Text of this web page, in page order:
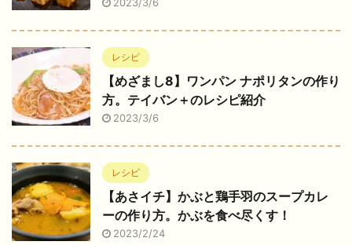
レシピ
【めざまし8】ワンパン ナポリタンの作り
方。テイバン＋のレシピ紹介
2023/3/6
レシピ
【あさイチ】かぶと鶏手羽のスープカレ
ーの作り方。かぶを食べ尽くす！
2023/2/24